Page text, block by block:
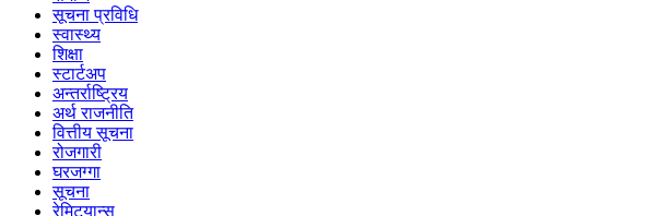
सूचना प्रविधि
स्वास्थ्य
शिक्षा
स्टार्टअप
अन्तर्राष्ट्रिय
अर्थ राजनीति
वित्तीय सूचना
रोजगारी
घरजग्गा
सूचना
रेमिट्यान्स